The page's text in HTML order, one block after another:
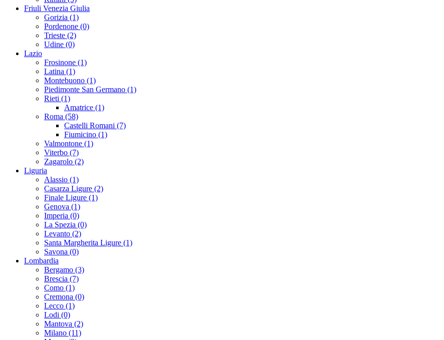
Friuli Venezia Giulia
Gorizia (1)
Pordenone (0)
Trieste (2)
Udine (0)
Lazio
Frosinone (1)
Latina (1)
Montebuono (1)
Piedimonte San Germano (1)
Rieti (1)
Amatrice (1)
Roma (58)
Castelli Romani (7)
Fiumicino (1)
Valmontone (1)
Viterbo (7)
Zagarolo (2)
Liguria
Alassio (1)
Casarza Ligure (2)
Finale Ligure (1)
Genova (1)
Imperia (0)
La Spezia (0)
Levanto (2)
Santa Margherita Ligure (1)
Savona (0)
Lombardia
Bergamo (3)
Brescia (7)
Como (1)
Cremona (0)
Lecco (1)
Lodi (0)
Mantova (2)
Milano (11)